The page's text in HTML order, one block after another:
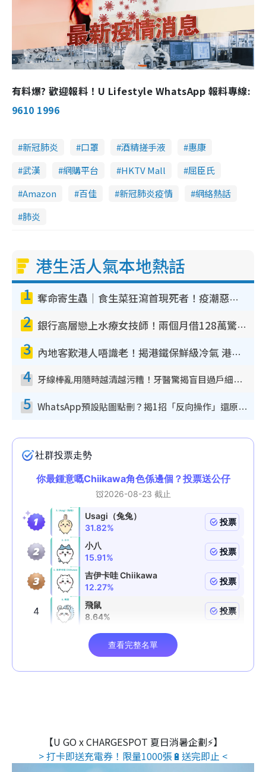
有料爆? 歡迎報料！U Lifestyle WhatsApp 報料專線:
9610 1996
新冠肺炎 口罩 酒精搓手液
惠康
武漢
網購平台 HKTV Mall
屈臣氏
Amazon
百佳 新冠肺炎疫情
網絡熱話
肺炎
港生活人氣本地熱話
1 奪命寄生蟲｜食生菜狂瀉首現死者！疫潮惡化錄1.8萬宗病例 揭洗菜3大謬誤
2 銀行高層戀上水療女技師！兩個月借128萬驚覺「沉船」沉落火海 揭背後疑似邪教操控賣淫
3 內地客歎港人唔識老！揭港鐵保鮮級冷氣 港人求放過：咪投訴
4 牙線棒亂用隨時越清越污糟！牙醫驚揭盲目過戶細菌恐致蛀牙：呢種先係日常真保養
5 WhatsApp預設貼圖點刪？揭1招「反向操作」還原簡潔介面 附3步實測教學
【U GO x CHARGESPOT 夏日消暑企劃⚡】
> 打卡即送充電券！限量1000張🔋送完即止 <